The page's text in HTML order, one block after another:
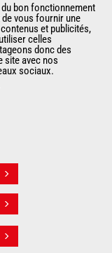
de protection
bon fonctionnement
vous fournir une
et publicités,
celles
donc des
site avec nos
sociaux.